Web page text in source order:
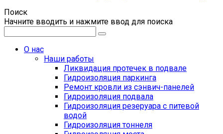
Поиск
Начните вводить и нажмите ввод для поиска
О нас
Наши работы
Ликвидация протечек в подвале
Гидроизоляция паркинга
Ремонт кровли из сэнвич-панелей
Гидроизоляция подвала
Гидроизоляция резеруара с питевой
водой
Гидроизоляция тоннеля